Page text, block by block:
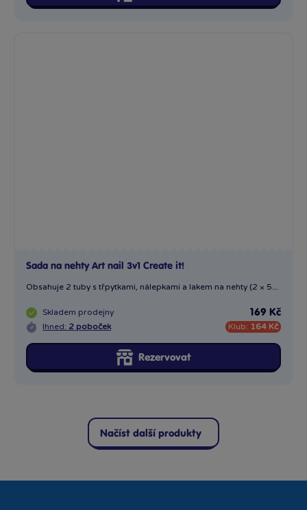
Sada na nehty Art nail 3v1 Create it!
Obsahuje 2 tuby s třpytkami, nálepkami a lakem na nehty (2 × 5...
Skladem prodejny
Ihned: 2 poboček
169 Kč
Klub: 164 Kč
Rezervovat
Načíst další produkty